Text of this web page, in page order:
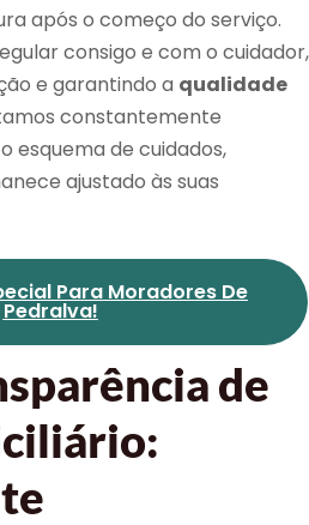
após o começo do serviço.
consigo e com o cuidador,
e garantindo a qualidade
constantemente
esquema de cuidados,
ajustado às suas
Para Moradores De
Pedralva!
de